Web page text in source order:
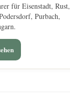
für Eisenstadt, Rust,
Purbach,